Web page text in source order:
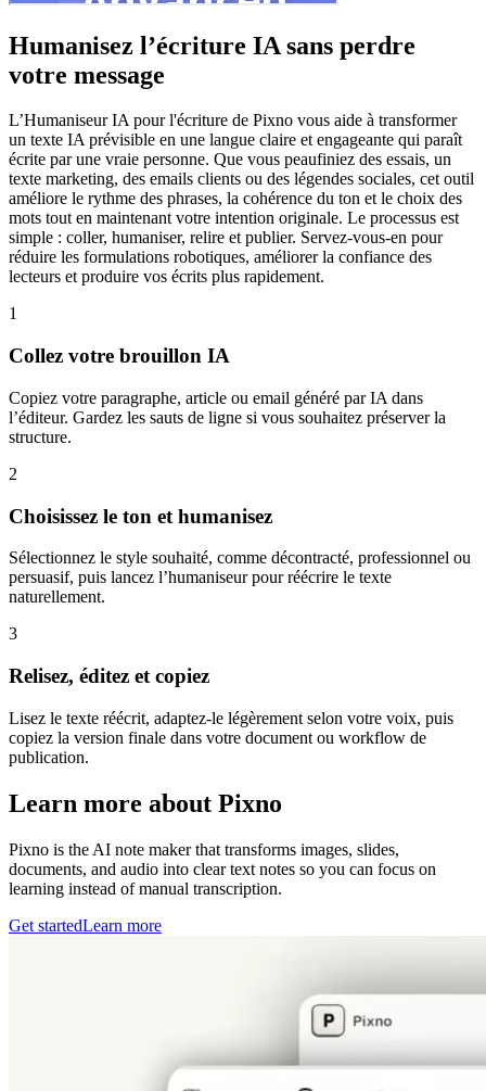
Humanisez l’écriture IA sans perdre
votre message
L’Humaniseur IA pour l'écriture de Pixno vous aide à transformer
un texte IA prévisible en une langue claire et engageante qui paraît
écrite par une vraie personne. Que vous peaufiniez des essais, un
texte marketing, des emails clients ou des légendes sociales, cet outil
améliore le rythme des phrases, la cohérence du ton et le choix des
mots tout en maintenant votre intention originale. Le processus est
simple : coller, humaniser, relire et publier. Servez-vous-en pour
réduire les formulations robotiques, améliorer la confiance des
lecteurs et produire vos écrits plus rapidement.
1
Collez votre brouillon IA
Copiez votre paragraphe, article ou email généré par IA dans
l’éditeur. Gardez les sauts de ligne si vous souhaitez préserver la
structure.
2
Choisissez le ton et humanisez
Sélectionnez le style souhaité, comme décontracté, professionnel ou
persuasif, puis lancez l’humaniseur pour réécrire le texte
naturellement.
3
Relisez, éditez et copiez
Lisez le texte réécrit, adaptez-le légèrement selon votre voix, puis
copiez la version finale dans votre document ou workflow de
publication.
Learn more about Pixno
Pixno is the AI note maker that transforms images, slides,
documents, and audio into clear text notes so you can focus on
learning instead of manual transcription.
Get startedLearn more